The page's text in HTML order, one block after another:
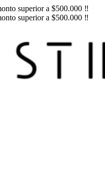
superior a $500.000 ‼️
superior a $500.000 ‼️